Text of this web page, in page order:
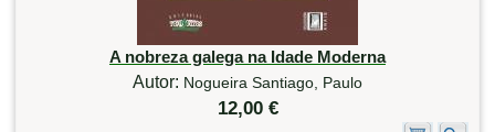
A nobreza galega na Idade Moderna
Autor: Nogueira Santiago, Paulo
12,00 €